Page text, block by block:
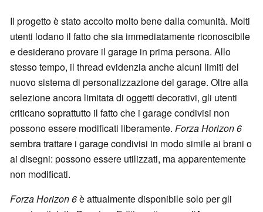
Il progetto è stato accolto molto bene dalla comunità. Molti
utenti lodano il fatto che sia immediatamente riconoscibile
e desiderano provare il garage in prima persona. Allo
stesso tempo, il thread evidenzia anche alcuni limiti del
nuovo sistema di personalizzazione del garage. Oltre alla
selezione ancora limitata di oggetti decorativi, gli utenti
criticano soprattutto il fatto che i garage condivisi non
possono essere modificati liberamente. Forza Horizon 6
sembra trattare i garage condivisi in modo simile ai brani o
ai disegni: possono essere utilizzati, ma apparentemente
non modificati.
Forza Horizon 6è attualmente disponibile solo per gli